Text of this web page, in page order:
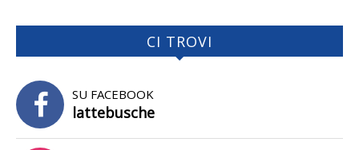
CI TROVI
SU FACEBOOK
lattebusche